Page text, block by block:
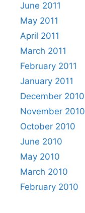
June 2011
May 2011
April 2011
March 2011
February 2011
January 2011
December 2010
November 2010
October 2010
June 2010
May 2010
March 2010
February 2010